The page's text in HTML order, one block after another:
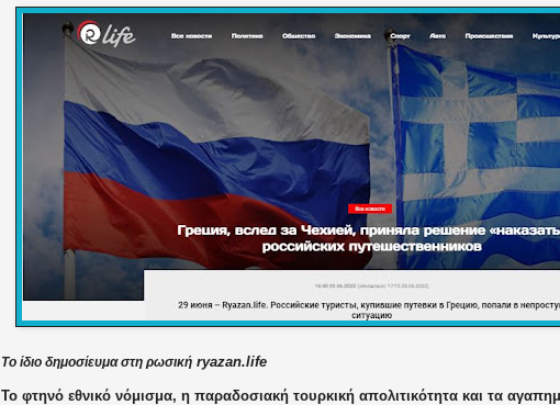
Το ίδιο δημοσίευμα στη ρωσική ryazan.life
Το φτηνό εθνικό νόμισμα, η παραδοσιακή τουρκική απολιτικότητα και τα